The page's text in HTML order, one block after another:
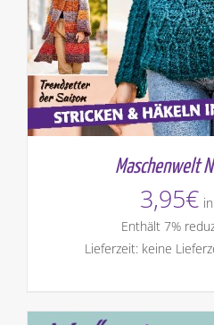
Maschenwelt
3,95€
Enthält 7%
Lieferzeit: keine